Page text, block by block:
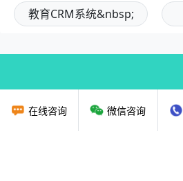
教育CRM系统&nbsp;
在线咨询 微信咨询